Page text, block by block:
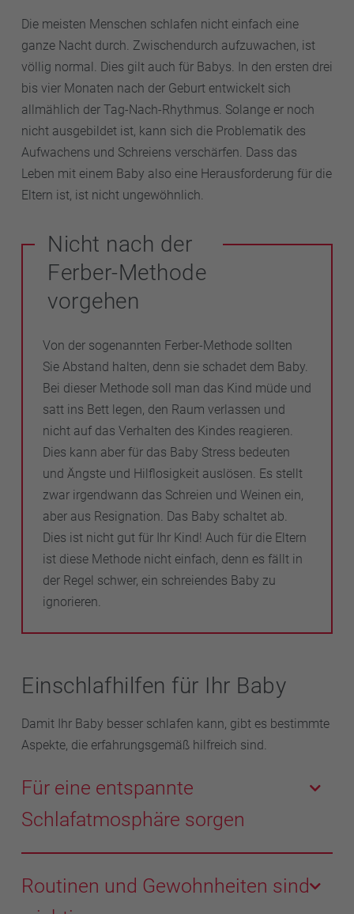
Die meisten Menschen schlafen nicht einfach eine
ganze Nacht durch. Zwischendurch aufzuwachen, ist
völlig normal. Dies gilt auch für Babys. In den ersten drei
bis vier Monaten nach der Geburt entwickelt sich
allmählich der Tag-Nach-Rhythmus. Solange er noch
nicht ausgebildet ist, kann sich die Problematik des
Aufwachens und Schreiens verschärfen. Dass das
Leben mit einem Baby also eine Herausforderung für die
Eltern ist, ist nicht ungewöhnlich.
Nicht nach der
Ferber-Methode
vorgehen
Von der sogenannten Ferber-Methode sollten
Sie Abstand halten, denn sie schadet dem Baby.
Bei dieser Methode soll man das Kind müde und
satt ins Bett legen, den Raum verlassen und
nicht auf das Verhalten des Kindes reagieren.
Dies kann aber für das Baby Stress bedeuten
und Ängste und Hilflosigkeit auslösen. Es stellt
zwar irgendwann das Schreien und Weinen ein,
aber aus Resignation. Das Baby schaltet ab.
Dies ist nicht gut für Ihr Kind! Auch für die Eltern
ist diese Methode nicht einfach, denn es fällt in
der Regel schwer, ein schreiendes Baby zu
ignorieren.
Einschlafhilfen für Ihr Baby
Damit Ihr Baby besser schlafen kann, gibt es bestimmte
Aspekte, die erfahrungsgemäß hilfreich sind.
Für eine entspannte
Schlafatmosphäre sorgen
Wichtig für eine gute Schlafumgebung des Babys sind
die folgenden Tipps, die auch zur Vorbeugung des
Routinen und Gewohnheiten sind